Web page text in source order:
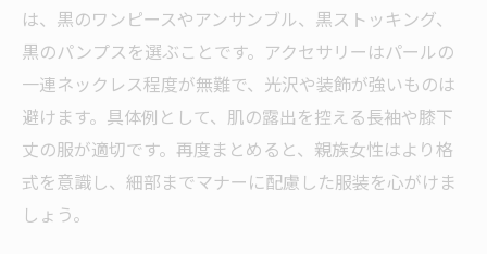
は、黒のワンピースやアンサンブル、黒ストッキング、
黒のパンプスを選ぶことです。アクセサリーはパールの
一連ネックレス程度が無難で、光沢や装飾が強いものは
避けます。具体例として、肌の露出を控える長袖や膝下
丈の服が適切です。再度まとめると、親族女性はより格
式を意識し、細部までマナーに配慮した服装を心がけま
しょう。